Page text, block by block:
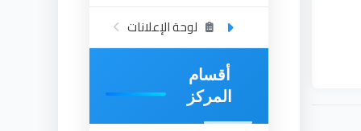
لوحة الإعلانات
أقسام
المركز